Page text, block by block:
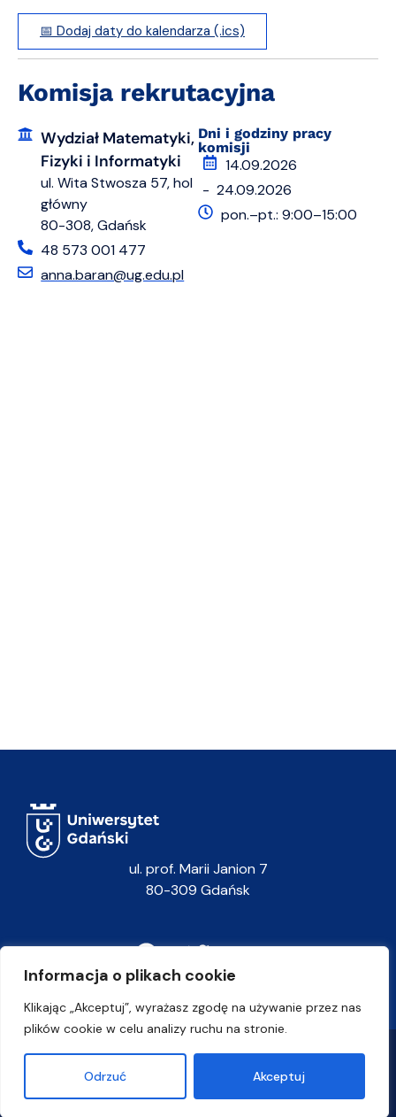
Informacja o plikach cookie
Klikając „Akceptuj”, wyrażasz zgodę na używanie przez nas
plików cookie w celu analizy ruchu na stronie.
Odrzuć Akceptuj
📅 Dodaj daty do kalendarza (.ics)
Komisja rekrutacyjna
Wydział Matematyki,
Fizyki i Informatyki
ul. Wita Stwosza 57, hol
główny
80-308, Gdańsk
48 573 001 477
anna.baran@ug.edu.pl
Dni i godziny pracy
komisji
14.09.2026
- 24.09.2026
pon.–pt.: 9:00–15:00
ul. prof. Marii Janion 7
80-309 Gdańsk
Polityka prywatności